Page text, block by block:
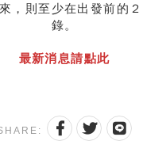
，則至少在出發前的
錄。
最新消息請點此